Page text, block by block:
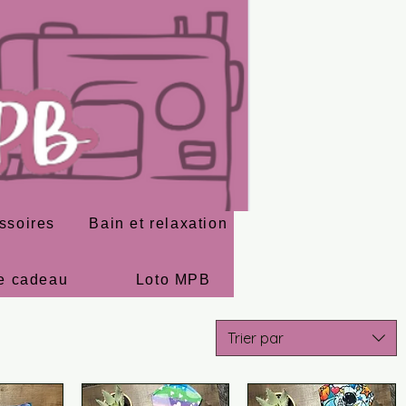
Bain et relaxation
cadeau Loto MPB
Trier par